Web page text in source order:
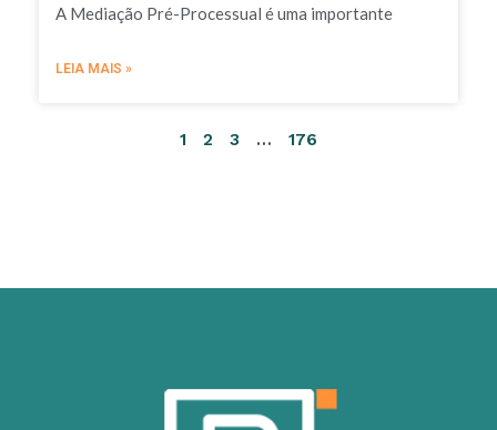
A Mediação Pré-Processual é uma importante
LEIA MAIS »
1 2 3 … 176